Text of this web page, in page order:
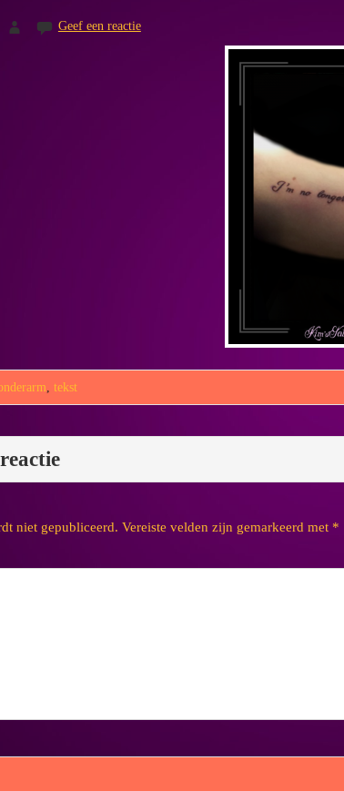
Geef een reactie
,tekst
niet gepubliceerd. Vereiste velden zijn gemarkeerd met *